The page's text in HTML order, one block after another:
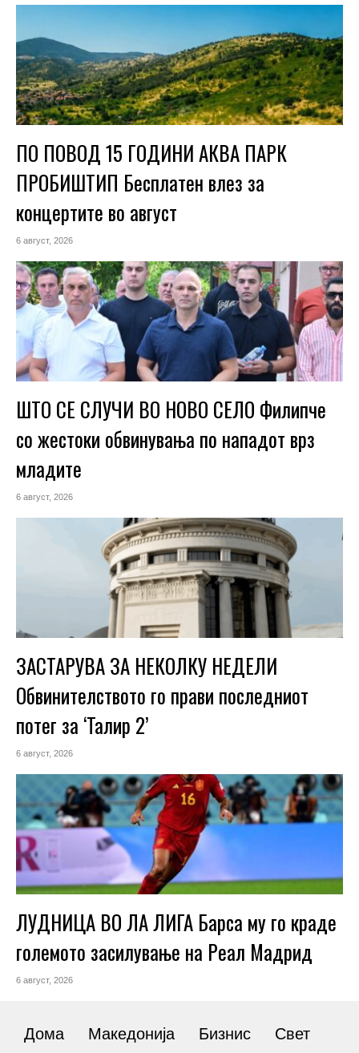
ПО ПОВОД 15 ГОДИНИ АКВА ПАРК
ПРОБИШТИП Бесплатен влез за
концертите во август
6 август, 2026
ШТО СЕ СЛУЧИ ВО НОВО СЕЛО Филипче
со жестоки обвинувања по нападот врз
младите
6 август, 2026
ЗАСТАРУВА ЗА НЕКОЛКУ НЕДЕЛИ
Обвинителството го прави последниот
потег за ‘Талир 2’
6 август, 2026
ЛУДНИЦА ВО ЛА ЛИГА Барса му го краде
големото засилување на Реал Мадрид
6 август, 2026
Дома Македонија Бизнис Свет